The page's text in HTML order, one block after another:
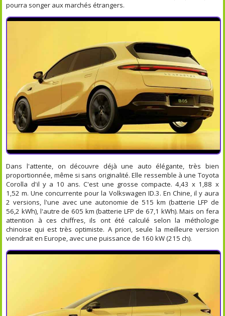
pourra songer aux marchés étrangers.
Dans l'attente, on découvre déjà une auto élégante, très bien
proportionnée, même si sans originalité. Elle ressemble à une Toyota
Corolla d'il y a 10 ans. C'est une grosse compacte. 4,43 x 1,88 x
1,52 m. Une concurrente pour la Volkswagen ID.3. En Chine, il y aura
2 versions, l'une avec une autonomie de 515 km (batterie LFP de
56,2 kWh), l'autre de 605 km (batterie LFP de 67,1 kWh). Mais on fera
attention à ces chiffres, ils ont été calculé selon la méthologie
chinoise qui est très optimiste. A priori, seule la meilleure version
viendrait en Europe, avec une puissance de 160 kW (215 ch).